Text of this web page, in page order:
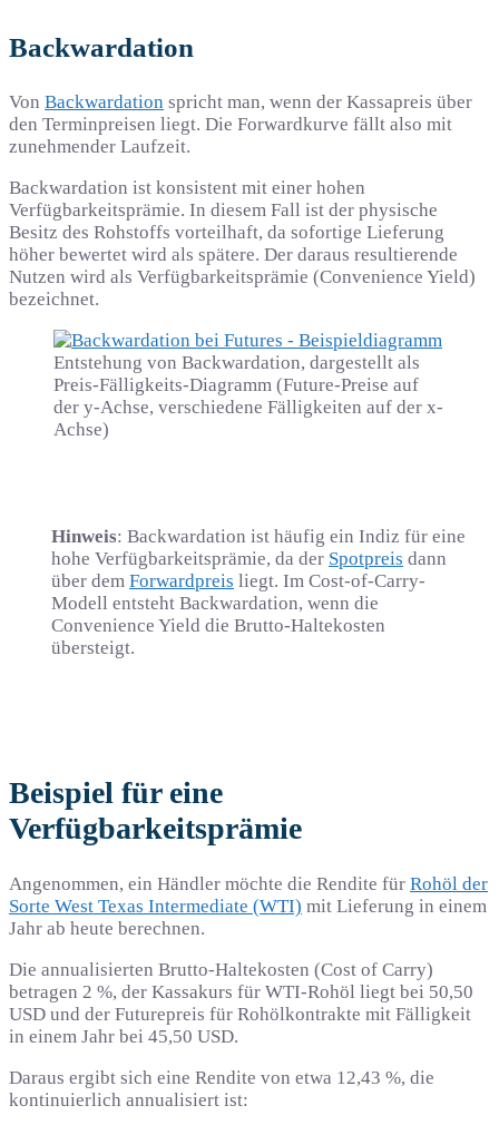
Backwardation
Von Backwardation spricht man, wenn der Kassapreis über
den Terminpreisen liegt. Die Forwardkurve fällt also mit
zunehmender Laufzeit.
Backwardation ist konsistent mit einer hohen
Verfügbarkeitsprämie. In diesem Fall ist der physische
Besitz des Rohstoffs vorteilhaft, da sofortige Lieferung
höher bewertet wird als spätere. Der daraus resultierende
Nutzen wird als Verfügbarkeitsprämie (Convenience Yield)
bezeichnet.
Entstehung von Backwardation, dargestellt als
Preis-Fälligkeits-Diagramm (Future-Preise auf
der y-Achse, verschiedene Fälligkeiten auf der x-
Achse)
Hinweis: Backwardation ist häufig ein Indiz für eine
hohe Verfügbarkeitsprämie, da der Spotpreis dann
über dem Forwardpreis liegt. Im Cost-of-Carry-
Modell entsteht Backwardation, wenn die
Convenience Yield die Brutto-Haltekosten
übersteigt.
Beispiel für eine
Verfügbarkeitsprämie
Angenommen, ein Händler möchte die Rendite für Rohöl der
Sorte West Texas Intermediate (WTI) mit Lieferung in einem
Jahr ab heute berechnen.
Die annualisierten Brutto-Haltekosten (Cost of Carry)
betragen 2 %, der Kassakurs für WTI-Rohöl liegt bei 50,50
USD und der Futurepreis für Rohölkontrakte mit Fälligkeit
in einem Jahr bei 45,50 USD.
Daraus ergibt sich eine Rendite von etwa 12,43 %, die
kontinuierlich annualisiert ist: